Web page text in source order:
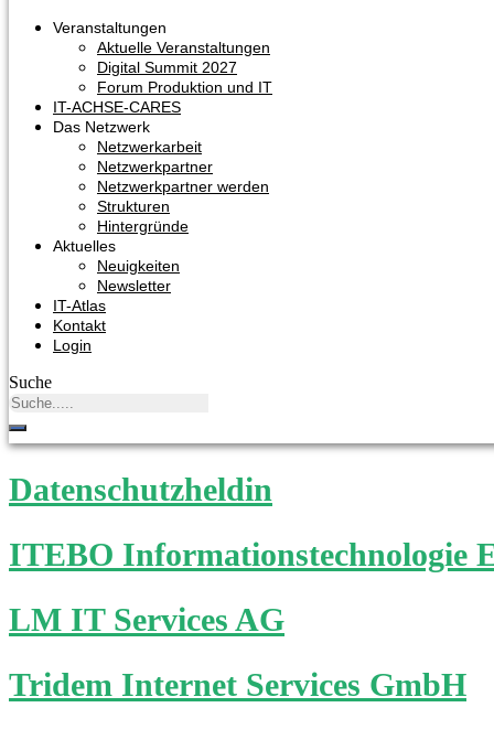
Veranstaltungen
Aktuelle Veranstaltungen
Digital Summit 2027
Forum Produktion und IT
IT-ACHSE-CARES
Das Netzwerk
Netzwerkarbeit
Netzwerkpartner
Netzwerkpartner werden
Strukturen
Hintergründe
Aktuelles
Neuigkeiten
Newsletter
IT-Atlas
Kontakt
Login
Suche
Datenschutzheldin
ITEBO Informationstechnologie
LM IT Services AG
Tridem Internet Services GmbH